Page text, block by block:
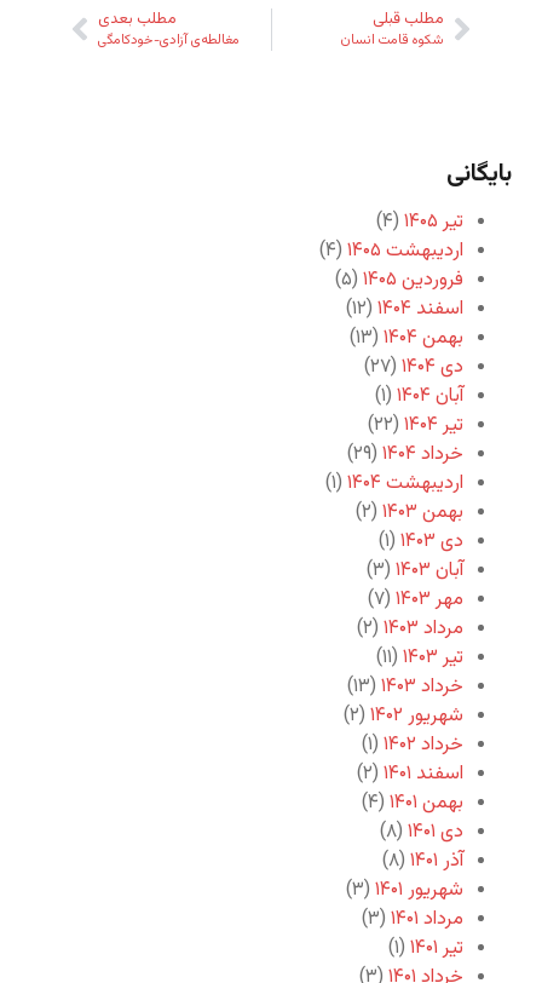
مطلب قبلی
شکوه قامت انسان
مطلب بعدی
مغالطه‌ی آزادی-خودکامگی
بایگانی
تیر ۱۴۰۵
(۴)
اردیبهشت ۱۴۰۵
(۴)
فروردین ۱۴۰۵
(۵)
اسفند ۱۴۰۴
(۱۲)
بهمن ۱۴۰۴
(۱۳)
دی ۱۴۰۴
(۲۷)
آبان ۱۴۰۴
(۱)
تیر ۱۴۰۴
(۲۲)
خرداد ۱۴۰۴
(۲۹)
اردیبهشت ۱۴۰۴
(۱)
بهمن ۱۴۰۳
(۲)
دی ۱۴۰۳
(۱)
آبان ۱۴۰۳
(۳)
مهر ۱۴۰۳
(۷)
مرداد ۱۴۰۳
(۲)
تیر ۱۴۰۳
(۱۱)
خرداد ۱۴۰۳
(۱۳)
شهریور ۱۴۰۲
(۲)
خرداد ۱۴۰۲
(۱)
اسفند ۱۴۰۱
(۲)
بهمن ۱۴۰۱
(۴)
دی ۱۴۰۱
(۸)
آذر ۱۴۰۱
(۸)
شهریور ۱۴۰۱
(۳)
مرداد ۱۴۰۱
(۳)
تیر ۱۴۰۱
(۱)